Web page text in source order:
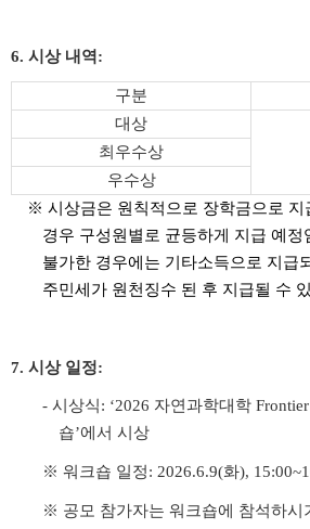
6. 시상 내역:
구분
대상
최우수상
우수상
※ 시상금은 원칙적으로 장학금으로 지
경우 구성원별로 균등하게 지급 예정
불가한 경우에는 기타소득으로 지급
주민세가 원천징수 된 후 지급될 수
7. 시상 일정:
- 시상식: ‘2026 자연과학대학
숍’에서 시상
※ 워크숍 일정: 2026.6.9(화),
※ 공모 참가자는 워크숍에 참석하시